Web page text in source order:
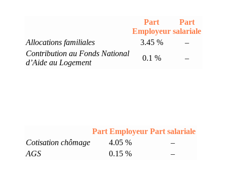
Part
Employeur
Part
salariale
Allocations familiales
3.45 %
–
Contribution au Fonds National
d’Aide au Logement
0.1 % –
Part Employeur Part salariale
Cotisation chômage
4.05 %
–
AGS
0.15 % –